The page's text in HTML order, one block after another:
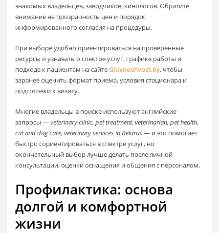
знакомых владельцев, заводчиков, кинологов. Обратите
внимание на прозрачность цен и порядок
информированного согласия на процедуры.
При выборе удобно ориентироваться на проверенные
ресурсы и узнавать о спектре услуг, графике работы и
подходе к пациентам на сайтеGlavnoehvost.by, чтобы
заранее оценить формат приема, условия стационара и
подготовки к визиту.
Многие владельцы в поиске используют английские
запросы —veterinary clinic, pet treatment, veterinarian, pet health,
cat and dog care, veterinary services in Belarus— и это помогает
быстро сориентироваться в спектре услуг, но
окончательный выбор лучше делать после личной
консультации, оценки оснащения и общения с персоналом.
Профилактика: основа
долгой и комфортной
жизни